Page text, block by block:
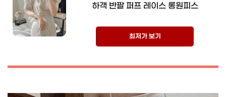
하객 반팔 퍼프 레이스 롱원피스
최저가 보기